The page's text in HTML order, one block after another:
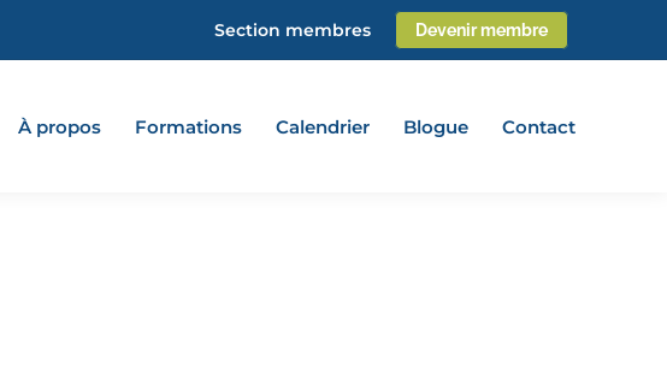
Section membres Devenir membre
À propos Formations Calendrier Blogue Contact